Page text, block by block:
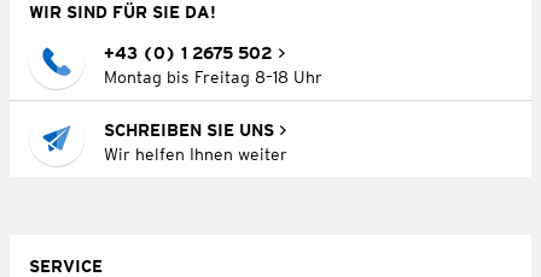
WIR SIND FÜR SIE DA!
+43 (0) 1 2675 502
Montag bis Freitag 8–18 Uhr
SCHREIBEN SIE UNS
Wir helfen Ihnen weiter
SERVICE